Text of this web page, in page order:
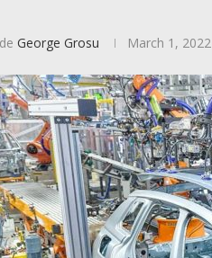
George Grosu March 1, 2022